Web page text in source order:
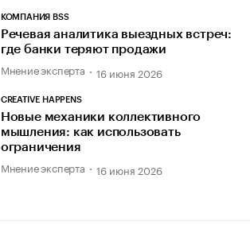
КОМПАНИЯ BSS
Речевая аналитика выездных встреч:
где банки теряют продажи
Мнение эксперта 16 июня 2026
CREATIVE HAPPENS
Новые механики коллективного
мышления: как использовать
ограничения
Мнение эксперта 16 июня 2026